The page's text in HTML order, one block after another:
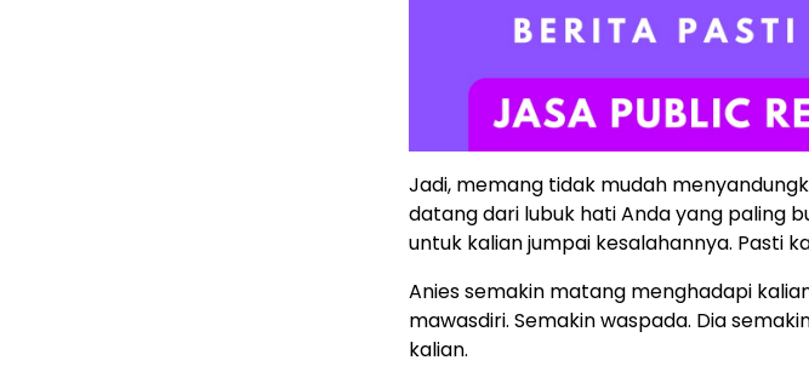
Jadi, memang tidak mudah
datang dari lubuk hati Anda yang paling
untuk kalian jumpai kesalahannya. Pasti
Anies semakin matang menghadapi
mawasdiri. Semakin waspada. Dia
kalian.